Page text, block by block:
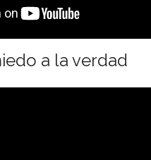
a la verdad